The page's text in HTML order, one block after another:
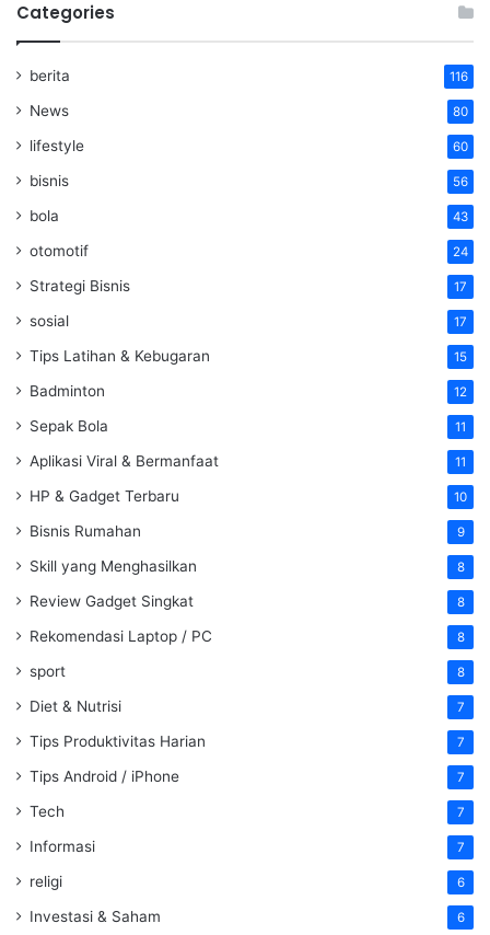
Categories
berita 116
News 80
lifestyle 60
bisnis 56
bola 43
otomotif 24
Strategi Bisnis 17
sosial 17
Tips Latihan & Kebugaran 15
Badminton 12
Sepak Bola 11
Aplikasi Viral & Bermanfaat 11
HP & Gadget Terbaru 10
Bisnis Rumahan 9
Skill yang Menghasilkan 8
Review Gadget Singkat 8
Rekomendasi Laptop / PC 8
sport 8
Diet & Nutrisi 7
Tips Produktivitas Harian 7
Tips Android / iPhone 7
Tech 7
Informasi 7
religi 6
Investasi & Saham 6